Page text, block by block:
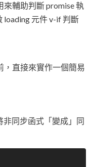
來輔助判斷 promise 執
loading 元件 v-if 判斷
，直接來實作一個簡易
非同步函式「變成」同